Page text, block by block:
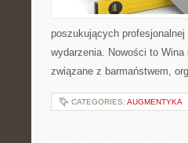
poszukujących
wydarzenia. Nowości to
związane z barmaństwem,
CATEGORIES: AUGMENTYKA